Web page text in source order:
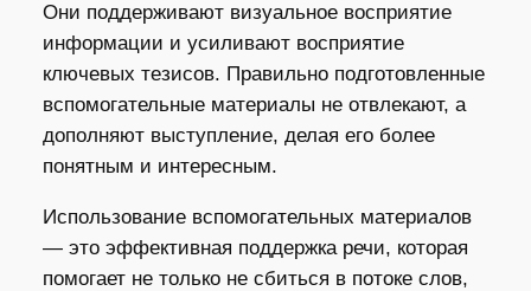
Они поддерживают визуальное восприятие
информации и усиливают восприятие
ключевых тезисов. Правильно подготовленные
вспомогательные материалы не отвлекают, а
дополняют выступление, делая его более
понятным и интересным.
Использование вспомогательных материалов
— это эффективная поддержка речи, которая
помогает не только не сбиться в потоке слов,